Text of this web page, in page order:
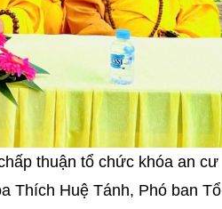
thuận tổ chức khóa an cư
Thích Huệ Tánh, Phó ban Tổ